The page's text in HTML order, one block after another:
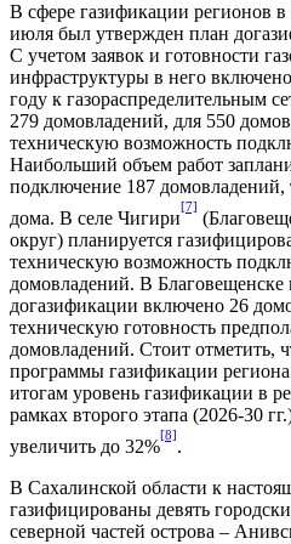
В сфере газификации регионов
июля был утвержден план
С учетом заявок и готовности
инфраструктуры в него
году к газораспределительным
279 домовладений, для 550
техническую возможность
Наибольший объем работ
подключение 187 домовладений,
дома. В селе Чигири
[7]
округ) планируется
техническую возможность
домовладений. В Благовещенске
догазификации включено 26
техническую готовность
домовладений. Стоит отметить,
программы газификации
итогам уровень газификации в
рамках второго этапа (2026-30
увеличить до 32%
[8]
.
В Сахалинской области к
газифицированы девять
северной частей острова –